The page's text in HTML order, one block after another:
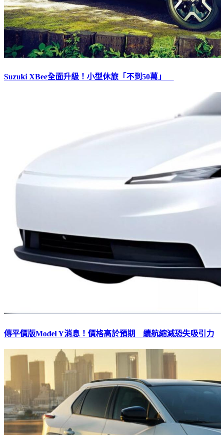
Suzuki XBee全面升級！小型休旅「不到50萬」
傳平價版Model Y消息！價格高於預期 續航縮減恐失吸引力